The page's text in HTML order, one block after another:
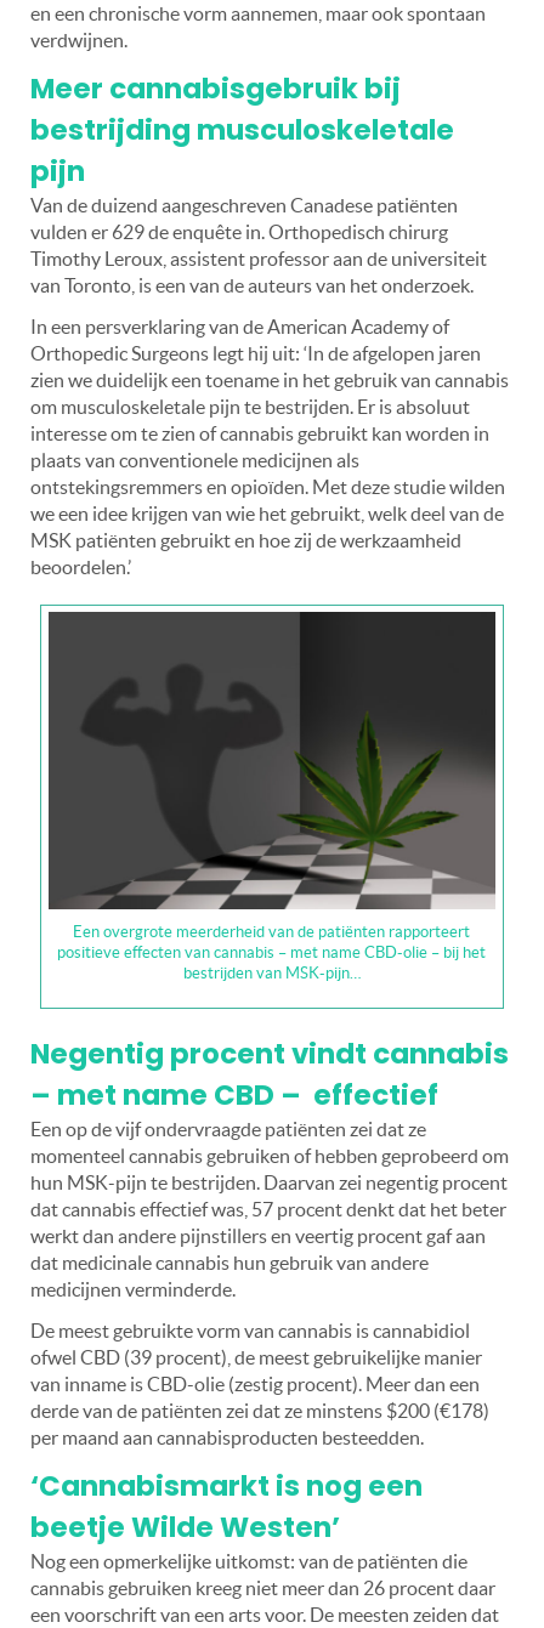
en een chronische vorm aannemen, maar ook spontaan
verdwijnen.
Meer cannabisgebruik bij
bestrijding musculoskeletale
pijn
Van de duizend aangeschreven Canadese patiënten
vulden er 629 de enquête in. Orthopedisch chirurg
Timothy Leroux, assistent professor aan de universiteit
van Toronto, is een van de auteurs van het onderzoek.
In een persverklaring van de American Academy of
Orthopedic Surgeons legt hij uit: ‘In de afgelopen jaren
zien we duidelijk een toename in het gebruik van cannabis
om musculoskeletale pijn te bestrijden. Er is absoluut
interesse om te zien of cannabis gebruikt kan worden in
plaats van conventionele medicijnen als
ontstekingsremmers en opioïden. Met deze studie wilden
we een idee krijgen van wie het gebruikt, welk deel van de
MSK patiënten gebruikt en hoe zij de werkzaamheid
beoordelen.’
Een overgrote meerderheid van de patiënten rapporteert
positieve effecten van cannabis – met name CBD-olie – bij het
bestrijden van MSK-pijn…
Negentig procent vindt cannabis
– met name CBD – effectief
Een op de vijf ondervraagde patiënten zei dat ze
momenteel cannabis gebruiken of hebben geprobeerd om
hun MSK-pijn te bestrijden. Daarvan zei negentig procent
dat cannabis effectief was, 57 procent denkt dat het beter
werkt dan andere pijnstillers en veertig procent gaf aan
dat medicinale cannabis hun gebruik van andere
medicijnen verminderde.
De meest gebruikte vorm van cannabis is cannabidiol
ofwel CBD (39 procent), de meest gebruikelijke manier
van inname is CBD-olie (zestig procent). Meer dan een
derde van de patiënten zei dat ze minstens $200 (€178)
per maand aan cannabisproducten besteedden.
‘Cannabismarkt is nog een
beetje Wilde Westen’
Nog een opmerkelijke uitkomst: van de patiënten die
cannabis gebruiken kreeg niet meer dan 26 procent daar
een voorschrift van een arts voor. De meesten zeiden dat